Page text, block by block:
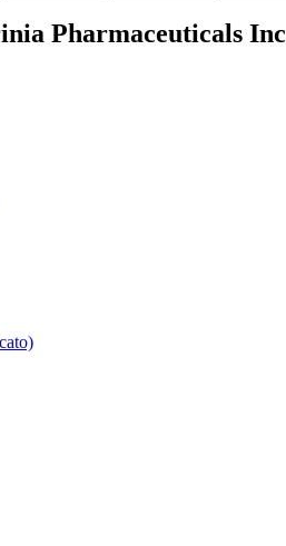
Pharmaceuticals Inc